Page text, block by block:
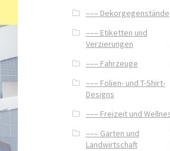
––– Dekorgegenstände
––– Etiketten und
Verzierungen
––– Fahrzeuge
––– Folien- und T-Shirt-
Designs
––– Freizeit und
––– Garten und
Landwirtschaft